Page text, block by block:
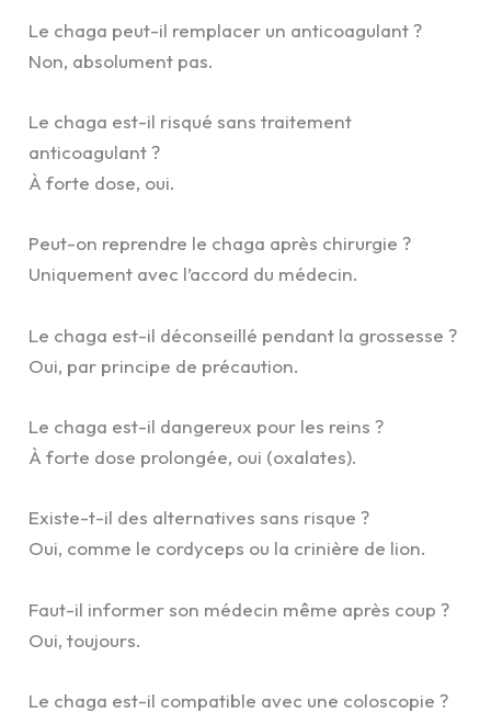
Le chaga peut-il remplacer un anticoagulant ?
Non, absolument pas.
Le chaga est-il risqué sans traitement
anticoagulant ?
À forte dose, oui.
Peut-on reprendre le chaga après chirurgie ?
Uniquement avec l’accord du médecin.
Le chaga est-il déconseillé pendant la grossesse ?
Oui, par principe de précaution.
Le chaga est-il dangereux pour les reins ?
À forte dose prolongée, oui (oxalates).
Existe-t-il des alternatives sans risque ?
Oui, comme le cordyceps ou la crinière de lion.
Faut-il informer son médecin même après coup ?
Oui, toujours.
Le chaga est-il compatible avec une coloscopie ?